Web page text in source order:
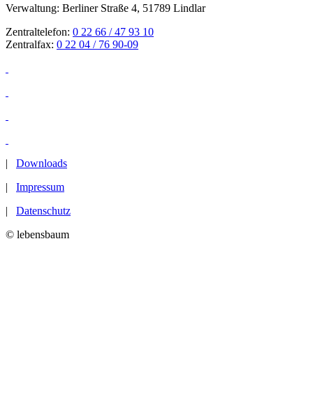
Verwaltung: Berliner Straße 4, 51789 Lindlar
Zentraltelefon: 0 22 66 / 47 93 10
Zentralfax: 0 22 04 / 76 90-09
| Downloads
| Impressum
| Datenschutz
© lebensbaum